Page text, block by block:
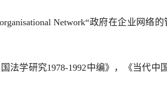
Network“政府在企业网络
学研究1978-1992中编》，《当代中